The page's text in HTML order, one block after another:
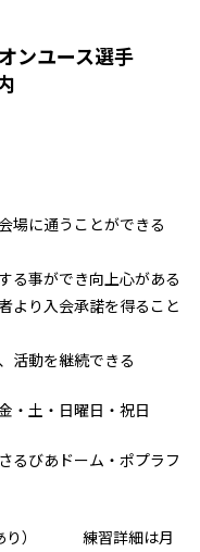
ンユース選手
場に通うことができる
る事ができ向上心がある
より入会承諾を得ること
活動を継続できる
土・日曜日・祝日
あドーム・ポプラフ
り） 練習詳細は月